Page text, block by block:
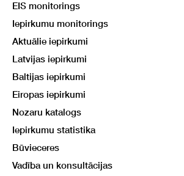
EIS monitorings
Iepirkumu monitorings
Aktuālie iepirkumi
Latvijas iepirkumi
Baltijas iepirkumi
Eiropas iepirkumi
Nozaru katalogs
Iepirkumu statistika
Būvieceres
Vadība un konsultācijas